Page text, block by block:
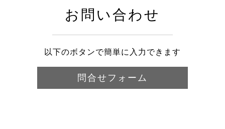
お問い合わせ
以下のボタンで簡単に入力できます
問合せフォーム